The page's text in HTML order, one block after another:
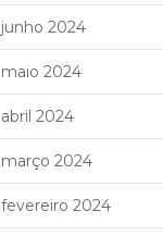
junho 2024
maio 2024
abril 2024
março 2024
fevereiro 2024